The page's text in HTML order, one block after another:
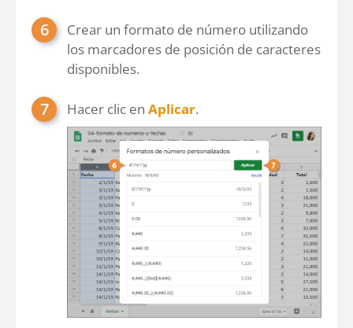
Crear un formato de número utilizando
los marcadores de posición de caracteres
disponibles.
Hacer clic en Aplicar.